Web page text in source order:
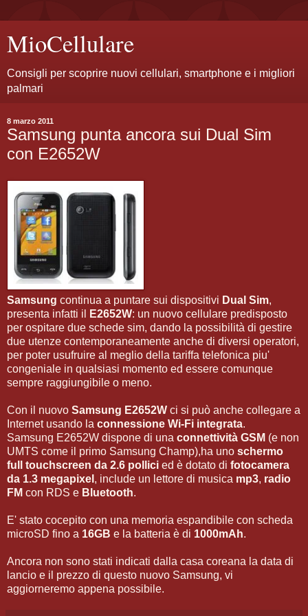
MioCellulare
Consigli per scoprire nuovi cellulari, smartphone e i migliori
palmari
8 marzo 2011
Samsung punta ancora sui Dual Sim
con E2652W
Samsung continua a puntare sui dispositivi Dual Sim,
presenta infatti il
E2652W: un nuovo cellulare predisposto
per ospitare due schede sim, dando la possibilità di gestire
due utenze contemporaneamente anche di diversi operatori,
per poter usufruire al meglio della tariffa telefonica piu'
congeniale in qualsiasi momento ed essere comunque
sempre raggiungibile o meno.
Con il nuovo Samsung E2652W ci si può anche collegare a
Internet usando la connessione Wi-Fi integrata.
Samsung E2652W dispone di una connettività GSM (e non
UMTS come il primo Samsung Champ),ha uno schermo
full touchscreen da 2.6 pollici ed è dotato di fotocamera
da 1.3 megapixel , include un lettore di musica mp3, radio
FM con RDS e Bluetooth.
E' stato cocepito con una memoria espandibile con scheda
microSD fino a 16GB e la batteria è di 1000mAh.
Ancora non sono stati indicati dalla casa coreana la data di
lancio e il prezzo di questo nuovo Samsung, vi
aggiorneremo appena possibile.